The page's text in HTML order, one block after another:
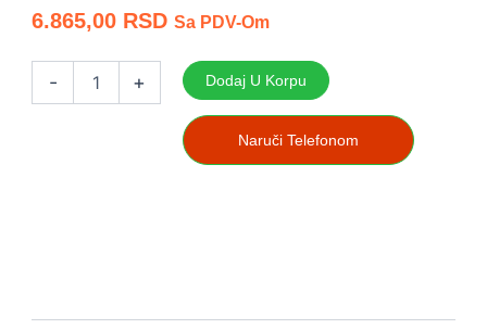
6.865,00 RSD Sa PDV-Om
- + Dodaj U Korpu
Naruči Telefonom